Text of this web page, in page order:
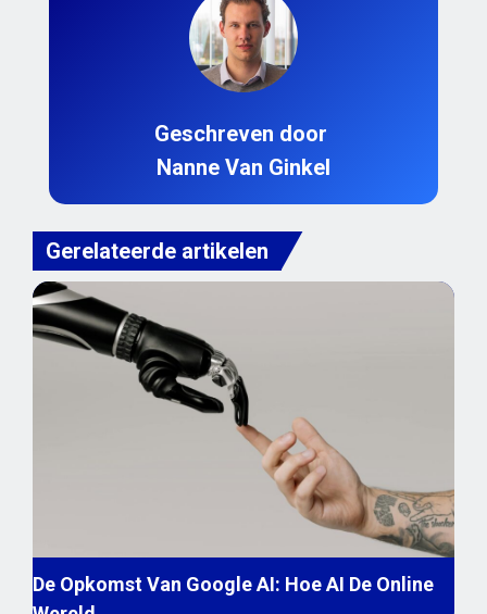
Geschreven door
Nanne Van Ginkel
Gerelateerde artikelen
De Opkomst Van Google AI: Hoe AI De Online